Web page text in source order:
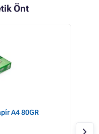
Önt
A4 80GR